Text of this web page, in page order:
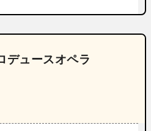
デュースオペラ